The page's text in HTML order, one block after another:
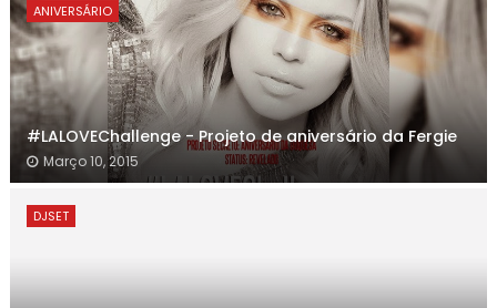
ANIVERSÁRIO
#LALOVEChallenge - Projeto de aniversário da Fergie
Março 10, 2015
DJSET